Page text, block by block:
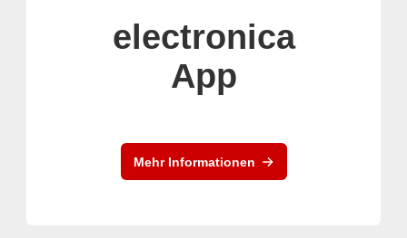
electronica
App
Mehr Informationen